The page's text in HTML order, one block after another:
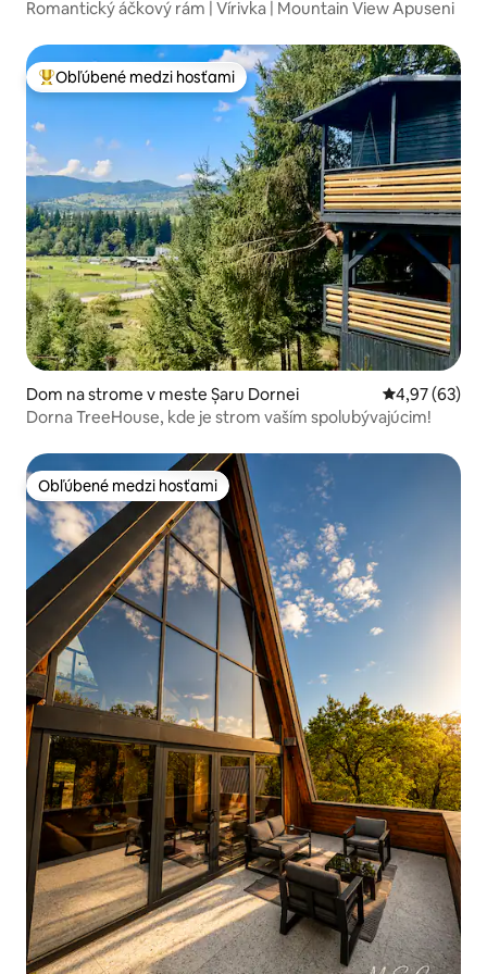
Romantický áčkový rám | Vírivka | Mountain View Apuseni
Najobľúbenejšie medzi hosťami
Obľúbené medzi hosťami
Dom na strome v meste Șaru Dornei Priemerné
4,97 (63)
Dorna TreeHouse, kde je strom vaším spolubývajúcim!
Obľúbené medzi hosťami
Obľúbené medzi hosťami